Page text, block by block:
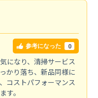
参考になった 0
になり、清掃サービス
かり落ち、新品同様に
コストパフォーマンス
す。